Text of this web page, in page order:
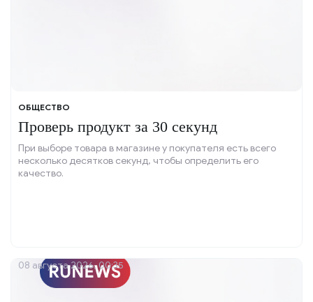
ОБЩЕСТВО
Проверь продукт за 30 секунд
При выборе товара в магазине у покупателя есть всего
несколько десятков секунд, чтобы определить его
качество.
08 августа 2026, 00:35